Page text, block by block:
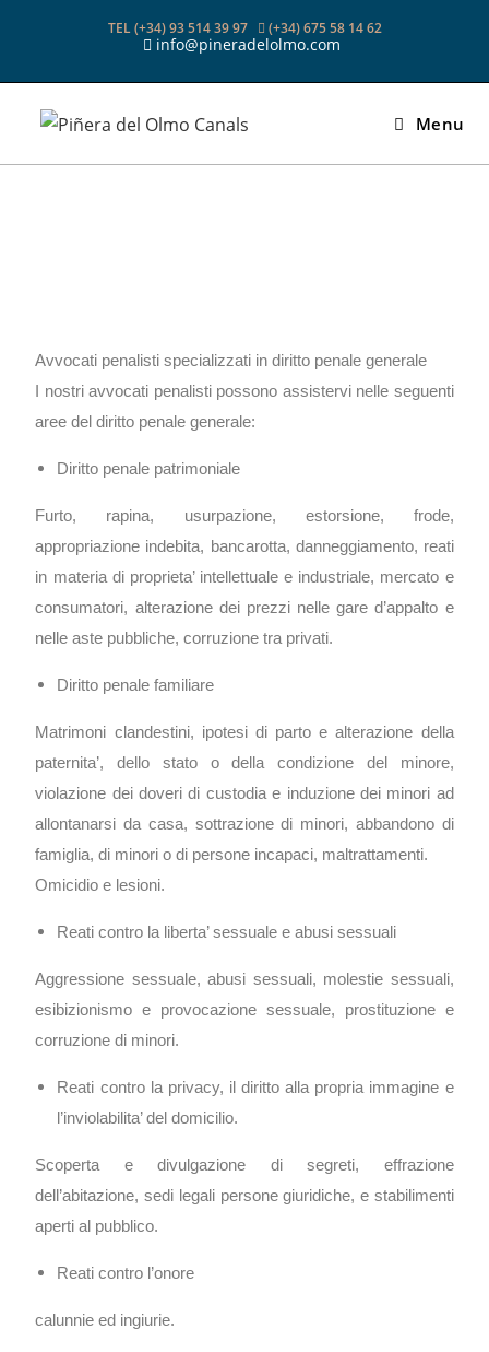
TEL (+34) 93 514 39 97 (+34) 675 58 14 62
info@pineradelolmo.com
Menu
Avvocati penalisti specializzati in diritto penale generale
I nostri avvocati penalisti possono assistervi nelle seguenti
aree del diritto penale generale:
Diritto penale patrimoniale
Furto, rapina, usurpazione, estorsione, frode,
appropriazione indebita, bancarotta, danneggiamento, reati
in materia di proprieta’ intellettuale e industriale, mercato e
consumatori, alterazione dei prezzi nelle gare d’appalto e
nelle aste pubbliche, corruzione tra privati.
Diritto penale familiare
Matrimoni clandestini, ipotesi di parto e alterazione della
paternita’, dello stato o della condizione del minore,
violazione dei doveri di custodia e induzione dei minori ad
allontanarsi da casa, sottrazione di minori, abbandono di
famiglia, di minori o di persone incapaci, maltrattamenti.
Omicidio e lesioni.
Reati contro la liberta’ sessuale e abusi sessuali
Aggressione sessuale, abusi sessuali, molestie sessuali,
esibizionismo e provocazione sessuale, prostituzione e
corruzione di minori.
Reati contro la privacy, il diritto alla propria immagine e
l’inviolabilita’ del domicilio.
Scoperta e divulgazione di segreti, effrazione
dell’abitazione, sedi legali persone giuridiche, e stabilimenti
aperti al pubblico.
Reati contro l’onore
calunnie ed ingiurie.